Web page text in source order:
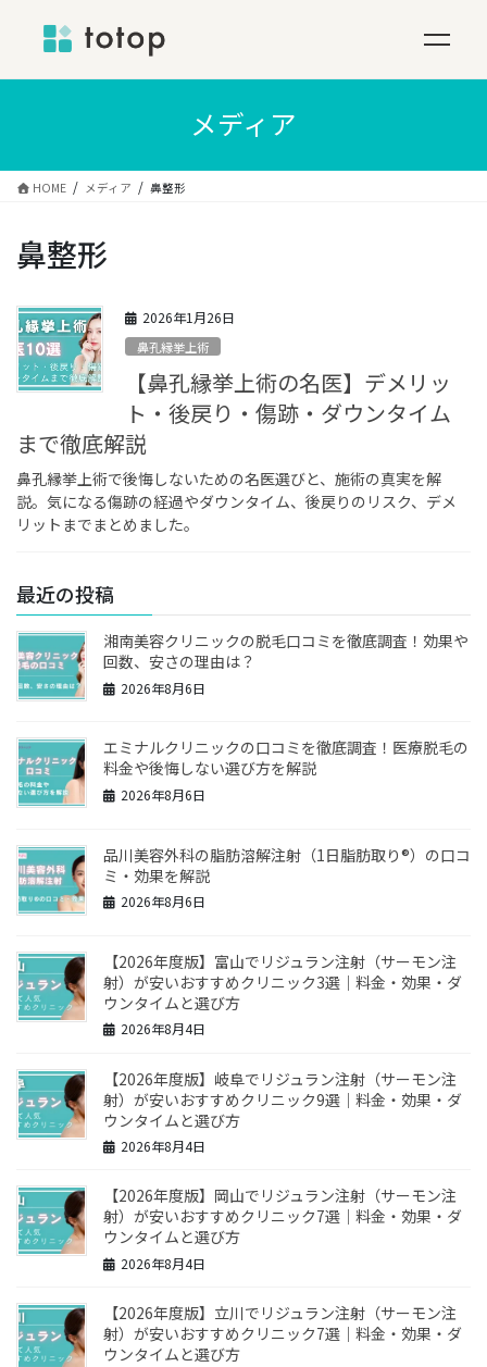
メディア
HOME メディア 鼻整形
鼻整形
2026年1月26日
鼻孔縁挙上術
【鼻孔縁挙上術の名医】デメリッ
ト・後戻り・傷跡・ダウンタイム
まで徹底解説
鼻孔縁挙上術で後悔しないための名医選びと、施術の真実を解
説。気になる傷跡の経過やダウンタイム、後戻りのリスク、デメ
リットまでまとめました。
最近の投稿
湘南美容クリニックの脱毛口コミを徹底調査！効果や
回数、安さの理由は？
2026年8月6日
エミナルクリニックの口コミを徹底調査！医療脱毛の
料金や後悔しない選び方を解説
2026年8月6日
品川美容外科の脂肪溶解注射（1日脂肪取り®）の口コ
ミ・効果を解説
2026年8月6日
【2026年度版】富山でリジュラン注射（サーモン注
射）が安いおすすめクリニック3選｜料金・効果・ダ
ウンタイムと選び方
2026年8月4日
【2026年度版】岐阜でリジュラン注射（サーモン注
射）が安いおすすめクリニック9選｜料金・効果・ダ
ウンタイムと選び方
2026年8月4日
【2026年度版】岡山でリジュラン注射（サーモン注
射）が安いおすすめクリニック7選｜料金・効果・ダ
ウンタイムと選び方
2026年8月4日
【2026年度版】立川でリジュラン注射（サーモン注
射）が安いおすすめクリニック7選｜料金・効果・ダ
ウンタイムと選び方